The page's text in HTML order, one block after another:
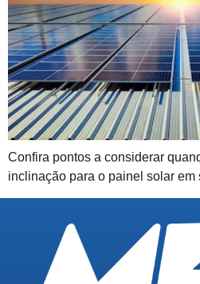
Confira pontos a considerar
inclinação para o painel solar em